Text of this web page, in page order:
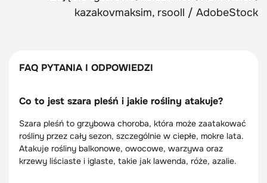
kazakovmaksim, rsooll / AdobeStock
FAQ PYTANIA I ODPOWIEDZI
Co to jest szara pleśń i jakie rośliny atakuje?
Szara pleśń to grzybowa choroba, która może zaatakować
rośliny przez cały sezon, szczególnie w ciepłe, mokre lata.
Atakuje rośliny balkonowe, owocowe, warzywa oraz
krzewy liściaste i iglaste, takie jak lawenda, róże, azalie.